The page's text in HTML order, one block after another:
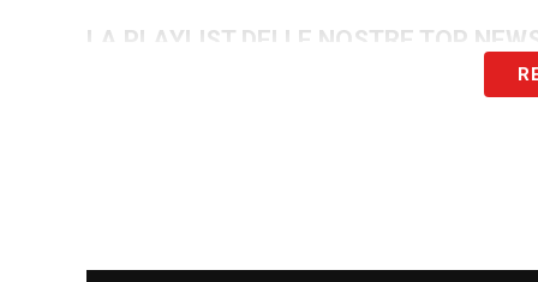
LA PLAYLIST DELLE NOSTRE TOP